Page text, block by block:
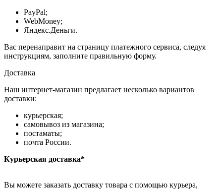
PayPal;
WebMoney;
Яндекс.Деньги.
Вас перенаправит на страницу платежного сервиса, следуя
инструкциям, заполните правильную форму.
Доставка
Наш интернет-магазин предлагает несколько вариантов
доставки:
курьерская;
самовывоз из магазина;
постаматы;
почта России.
Курьерская доставка*
Вы можете заказать доставку товара с помощью курьера,